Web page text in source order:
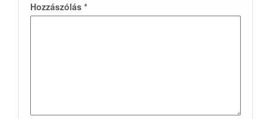
Hozzászólás *